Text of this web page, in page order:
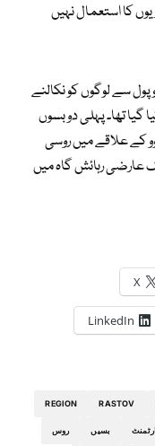
کا استعمال نہیں
سے لوگوں کو نکالنے
کیا گیا تھا۔ پہلی دو بسوں
کے علاقے میں روسی
عارضی رہائش گاہ میں
X
LinkedIn
RASTOV
REGION
بسیں روس